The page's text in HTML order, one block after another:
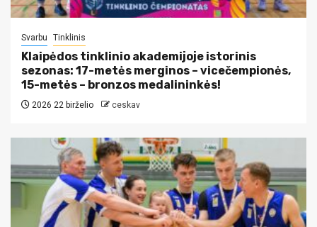
Svarbu Tinklinis
Klaipėdos tinklinio akademijoje istorinis
sezonas: 17-metės merginos – vicečempionės,
15-metės – bronzos medalininkės!
2026 22 birželio ceskav